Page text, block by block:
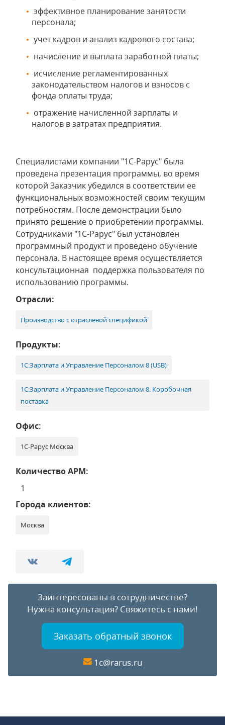
эффективное планирование занятости
персонала;
учет кадров и анализ кадрового состава;
начисление и выплата заработной платы;
исчисление регламентированных
законодательством налогов и взносов с
фонда оплаты труда;
отражение начисленной зарплаты и
налогов в затратах предприятия.
Специалистами компании "1С-Рарус" была
проведена презентация программы, во время
которой Заказчик убедился в соответствии ее
функциональных возможностей своим текущим
потребностям. После демонстрации было
принято решение о приобретении программы.
Сотрудниками "1С-Рарус" был установлен
программный продукт и проведено обучение
персонала. В настоящее время осуществляется
консультационная поддержка пользователя по
использованию программы.
Отрасли:
Производство с отраслевой спецификой
Продукты:
1С:Зарплата и Управление Персоналом 8 (USB)
1С:Зарплата и Управление Персоналом 8. Коробочная
поставка
Офис:
1С-Рарус Москва
Количество АРМ:
1
Города клиентов:
Москва
Заинтересованы в сотрудничестве?
Нужна консультация? Свяжитесь с нами!
Заказать обратный звонок
1c@rarus.ru